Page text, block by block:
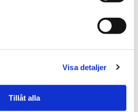
Visa detaljer
Tillåt alla